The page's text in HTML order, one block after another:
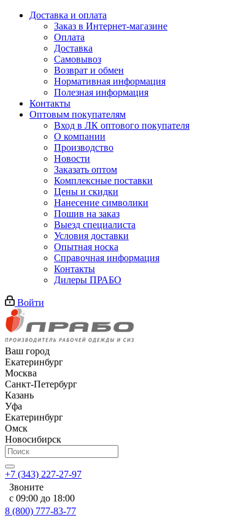
Доставка и оплата
Заказ в Интернет-магазине
Оплата
Доставка
Самовывоз
Возврат и обмен
Нормативная информация
Полезная информация
Контакты
Оптовым покупателям
Вход в ЛК оптового покупателя
О компании
Производство
Новости
Заказать оптом
Комплексные поставки
Цены и скидки
Нанесение символики
Пошив на заказ
Выезд специалиста
Условия доставки
Опытная носка
Справочная информация
Контакты
Дилеры ПРАБО
Войти
Ваш город
Екатеринбург
Москва
Санкт-Петербург
Казань
Уфа
Екатеринбург
Омск
Новосибирск
+7 (343) 227-27-97
Звоните
с 09:00 до 18:00
8 (800) 777-83-77